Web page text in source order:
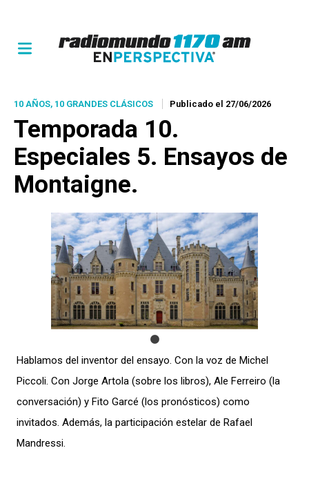
10 AÑOS, 10 GRANDES CLÁSICOS Publicado el 27/06/2026
Temporada 10.
Especiales 5. Ensayos de
Montaigne.
Hablamos del inventor del ensayo. Con la voz de Michel
Piccoli. Con Jorge Artola (sobre los libros), Ale Ferreiro (la
conversación) y Fito Garcé (los pronósticos) como
invitados. Además, la participación estelar de Rafael
Mandressi.